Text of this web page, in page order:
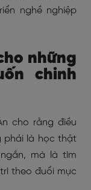
nghề nghiệp
những
chinh
cho rằng điều
phải là học thật
mà là tìm
theo đuổi mục